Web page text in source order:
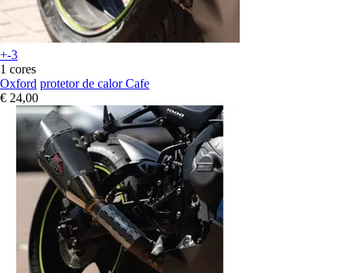
+-3
1 cores
Oxford protetor de calor Cafe
€ 24,00